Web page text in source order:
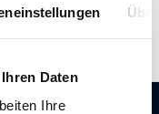
Daten
Ihre